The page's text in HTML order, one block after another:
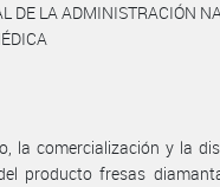
DE LA ADMINISTRACIÓN
la comercialización y la
producto fresas